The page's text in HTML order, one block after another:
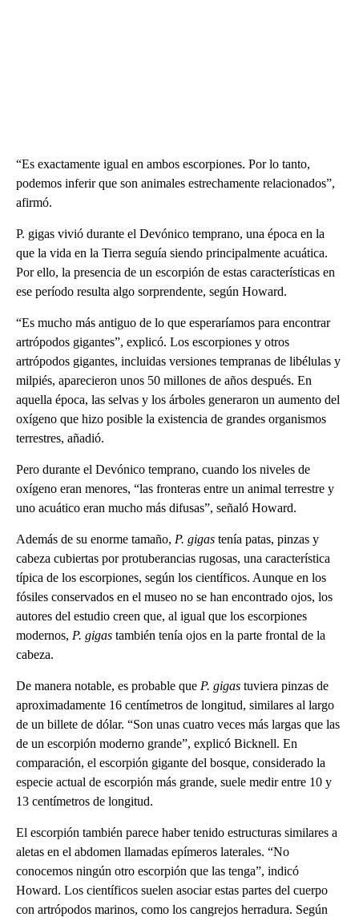
“Es exactamente igual en ambos escorpiones. Por lo tanto,
podemos inferir que son animales estrechamente relacionados”,
afirmó.
P. gigas vivió durante el Devónico temprano, una época en la
que la vida en la Tierra seguía siendo principalmente acuática.
Por ello, la presencia de un escorpión de estas características en
ese período resulta algo sorprendente, según Howard.
“Es mucho más antiguo de lo que esperaríamos para encontrar
artrópodos gigantes”, explicó. Los escorpiones y otros
artrópodos gigantes, incluidas versiones tempranas de libélulas y
milpiés, aparecieron unos 50 millones de años después. En
aquella época, las selvas y los árboles generaron un aumento del
oxígeno que hizo posible la existencia de grandes organismos
terrestres, añadió.
Pero durante el Devónico temprano, cuando los niveles de
oxígeno eran menores, “las fronteras entre un animal terrestre y
uno acuático eran mucho más difusas”, señaló Howard.
Además de su enorme tamaño, P. gigas tenía patas, pinzas y
cabeza cubiertas por protuberancias rugosas, una característica
típica de los escorpiones, según los científicos. Aunque en los
fósiles conservados en el museo no se han encontrado ojos, los
autores del estudio creen que, al igual que los escorpiones
modernos, P. gigas también tenía ojos en la parte frontal de la
cabeza.
De manera notable, es probable que P. gigas tuviera pinzas de
aproximadamente 16 centímetros de longitud, similares al largo
de un billete de dólar. “Son unas cuatro veces más largas que las
de un escorpión moderno grande”, explicó Bicknell. En
comparación, el escorpión gigante del bosque, considerado la
especie actual de escorpión más grande, suele medir entre 10 y
13 centímetros de longitud.
El escorpión también parece haber tenido estructuras similares a
aletas en el abdomen llamadas epímeros laterales. “No
conocemos ningún otro escorpión que las tenga”, indicó
Howard. Los científicos suelen asociar estas partes del cuerpo
con artrópodos marinos, como los cangrejos herradura. Según